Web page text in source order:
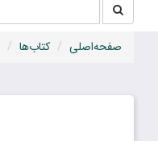
جستجو
در
سایت
صفحه‌اصلی کتاب‌ها